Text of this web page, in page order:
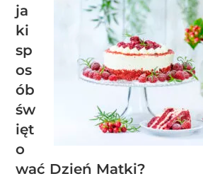
ja
ki
sp
os
ób
św
ięt
o
wać Dzień Matki?